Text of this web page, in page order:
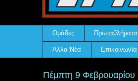
Ομάδες Πρωταθλήματα
Άλλα Νέα Επικοινωνία
Πέμπτη 9 Φεβρουαρίου